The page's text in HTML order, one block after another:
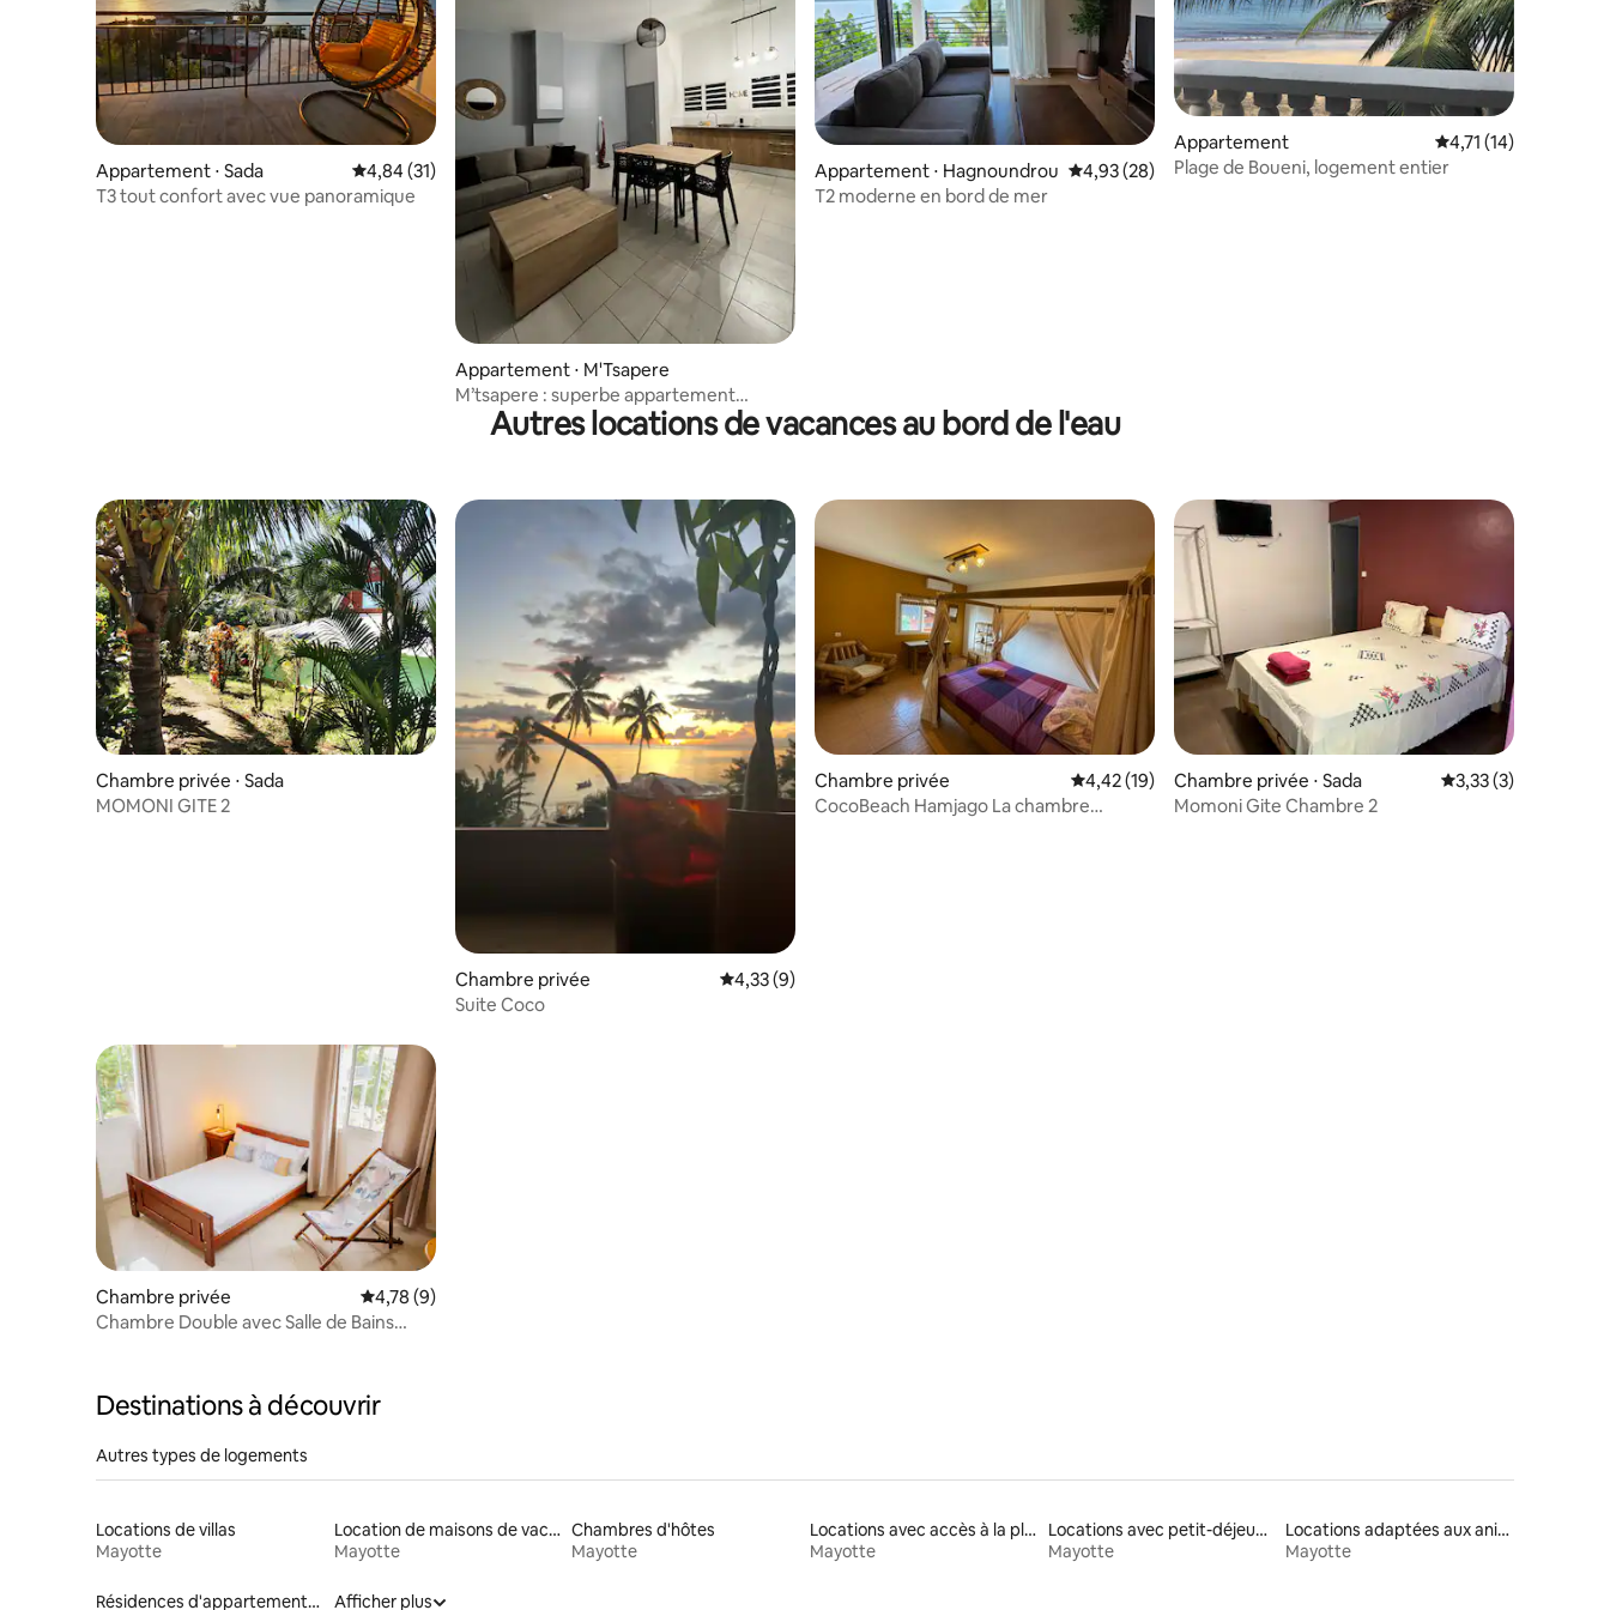
Appartement ⋅ Sada Évaluation moyenne sur la base de 31 commentaires : 4,84 sur 5
4,84 (31)
T3 tout confort avec vue panoramique
Appartement ⋅ M'Tsapere
M’tsapere : superbe appartement
meublé sécurisé
Appartement ⋅ Hagnoundrou Évaluation moyenne sur la base de 28 commentaires : 4,93 sur 5
4,93 (28)
T2 moderne en bord de mer
Appartement Évaluation moyenne
4,71 (14)
Plage de Boueni, logement entier
Autres locations de vacances au bord de l'eau
Chambre privée ⋅ Sada
MOMONI GITE 2
Chambre privée Évaluation moyenne sur la base de 9 commentaires : 4,33 sur 5
4,33 (9)
Suite Coco
Chambre privée Évaluation moyenne sur la base de 19 commentaires : 4,42 sur 5
4,42 (19)
CocoBeach Hamjago La chambre
Chambre privée ⋅ Sada Évaluation
3,33 (3)
Momoni Gite Chambre 2
Chambre privée Évaluation moyenne sur la base de 9 commentaires : 4,78 sur 5
4,78 (9)
Chambre Double avec Salle de Bains
Destinations à découvrir
Autres types de logements
Locations de villas
Mayotte
Location de maisons de vacances
Mayotte
Chambres d'hôtes
Mayotte
Locations avec accès à la plage
Mayotte
Locations avec petit-déjeuner
Mayotte
Locations adaptées aux animaux
Mayotte
Résidences d'appartements en location Afficher plus